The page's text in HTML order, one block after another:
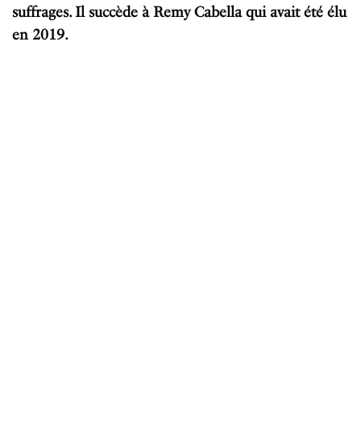
suffrages. Il succède à Remy Cabella qui avait été élu
en 2019.